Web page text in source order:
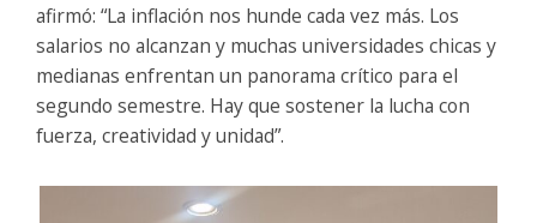
afirmó: “La inflación nos hunde cada vez más. Los
salarios no alcanzan y muchas universidades chicas y
medianas enfrentan un panorama crítico para el
segundo semestre. Hay que sostener la lucha con
fuerza, creatividad y unidad”.